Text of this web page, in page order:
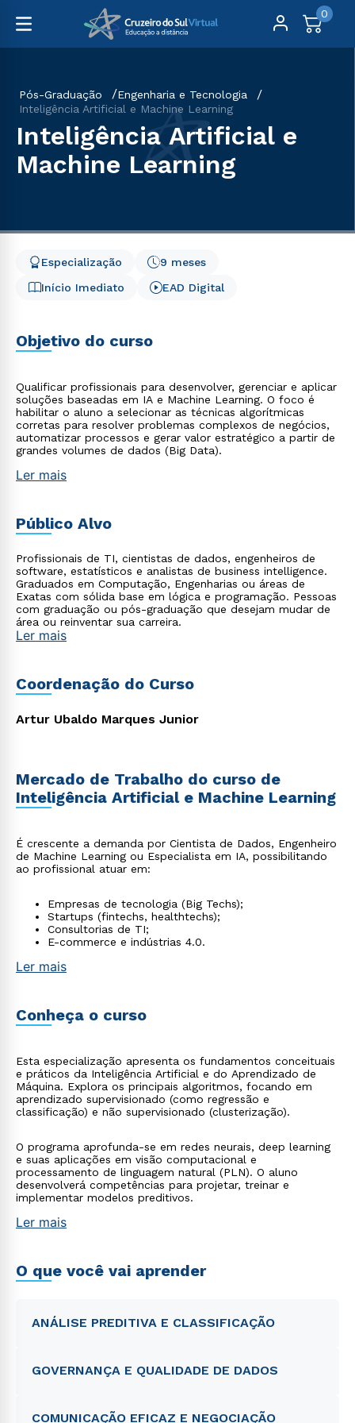
0
Pós-Graduação
Engenharia e Tecnologia
Inteligência Artificial e Machine Learning
Inteligência Artificial e
Machine Learning
Início Imediato
9 meses
Especialização
EAD Digital
Objetivo do curso
Qualificar profissionais para desenvolver, gerenciar e aplicar
soluções baseadas em IA e Machine Learning. O foco é
habilitar o aluno a selecionar as técnicas algorítmicas
corretas para resolver problemas complexos de negócios,
automatizar processos e gerar valor estratégico a partir de
grandes volumes de dados (Big Data).
Ler mais
Público Alvo
Profissionais de TI, cientistas de dados, engenheiros de
software, estatísticos e analistas de business intelligence.
Graduados em Computação, Engenharias ou áreas de
Exatas com sólida base em lógica e programação. Pessoas
com graduação ou pós-graduação que desejam mudar de
área ou reinventar sua carreira.
Ler mais
Coordenação do Curso
Artur Ubaldo Marques Junior
Mercado de Trabalho do curso de
Inteligência Artificial e Machine Learning
É crescente a demanda por Cientista de Dados, Engenheiro
de Machine Learning ou Especialista em IA, possibilitando
ao profissional atuar em:
Empresas de tecnologia (Big Techs);
Startups (fintechs, healthtechs);
Consultorias de TI;
E-commerce e indústrias 4.0.
Ler mais
Conheça o curso
Esta especialização apresenta os fundamentos conceituais
e práticos da Inteligência Artificial e do Aprendizado de
Máquina. Explora os principais algoritmos, focando em
aprendizado supervisionado (como regressão e
classificação) e não supervisionado (clusterização).
O programa aprofunda-se em redes neurais, deep learning
e suas aplicações em visão computacional e
processamento de linguagem natural (PLN). O aluno
desenvolverá competências para projetar, treinar e
implementar modelos preditivos.
Ler mais
O que você vai aprender
ANÁLISE PREDITIVA E CLASSIFICAÇÃO
GOVERNANÇA E QUALIDADE DE DADOS
COMUNICAÇÃO EFICAZ E NEGOCIAÇÃO